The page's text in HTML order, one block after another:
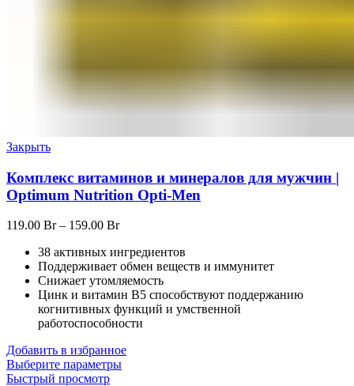
Закрыть
Комплекс витаминов и минералов для мужчин |
Optimum Nutrition Opti-Men
119.00 Br– 159.00 Br
38 активных ингредиентов
Поддерживает обмен веществ и иммунитет
Снижает утомляемость
Цинк и витамин B5 способствуют поддержанию
когнитивных функций и умственной
работоспособности
Добавить в избранное
Выберите параметры
Быстрый просмотр